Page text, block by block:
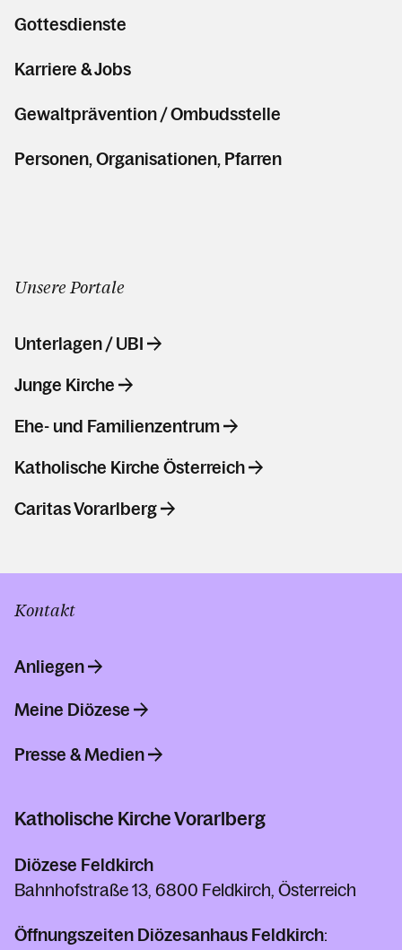
Gottesdienste
Karriere & Jobs
Gewaltprävention / Ombudsstelle
Personen, Organisationen, Pfarren
Unsere Portale
Unterlagen / UBI
Junge Kirche
Ehe- und Familienzentrum
Katholische Kirche Österreich
Caritas Vorarlberg
Kontakt
Anliegen
Meine Diözese
Presse & Medien
Katholische Kirche Vorarlberg
Diözese Feldkirch
Bahnhofstraße 13, 6800 Feldkirch, Österreich
Öffnungszeiten Diözesanhaus Feldkirch: